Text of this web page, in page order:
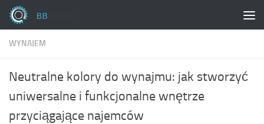
Skip to content
WYNAJEM
Neutralne kolory do wynajmu: jak stworzyć
uniwersalne i funkcjonalne wnętrze
przyciągające najemców